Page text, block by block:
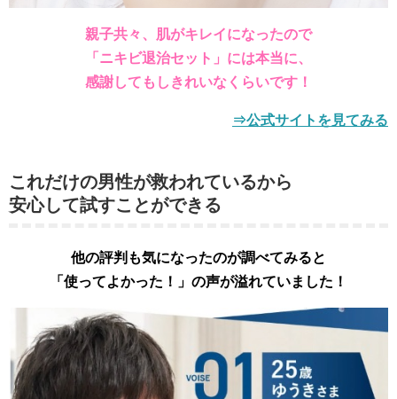
親子共々、肌がキレイになったので
「ニキビ退治セット」には本当に、
感謝してもしきれいなくらいです！
⇒公式サイトを見てみる
これだけの男性が救われているから
安心して試すことができる
他の評判も気になったのが調べてみると
「使ってよかった！」の声が溢れていました！